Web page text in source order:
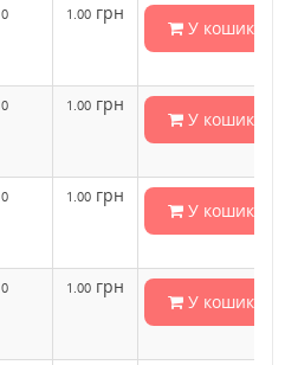
0 1.00 грн
У кошик
0 1.00 грн
У кошик
0 1.00 грн
У кошик
0 1.00 грн
У кошик